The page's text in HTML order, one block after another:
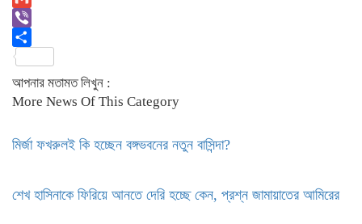
Link
Gmail
Viber
আপনার মতামত লিখুন :
More News Of This Category
মির্জা ফখরুলই কি হচ্ছেন বঙ্গভবনের নতুন বাসিন্দা?
শেখ হাসিনাকে ফিরিয়ে আনতে দেরি হচ্ছে কেন, প্রশ্ন জামায়াতের আমিরের